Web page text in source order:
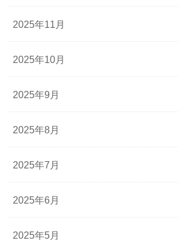
2025年11月
2025年10月
2025年9月
2025年8月
2025年7月
2025年6月
2025年5月